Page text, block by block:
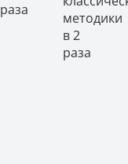
раза
методики
в 2
раза